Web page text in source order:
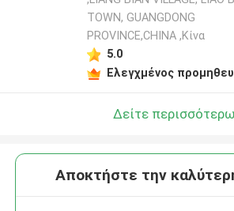
TOWN, GUANGDONG
PROVINCE,CHINA ,Κίνα
5.0
Ελεγχμένος
Δείτε
Αποκτήστε την